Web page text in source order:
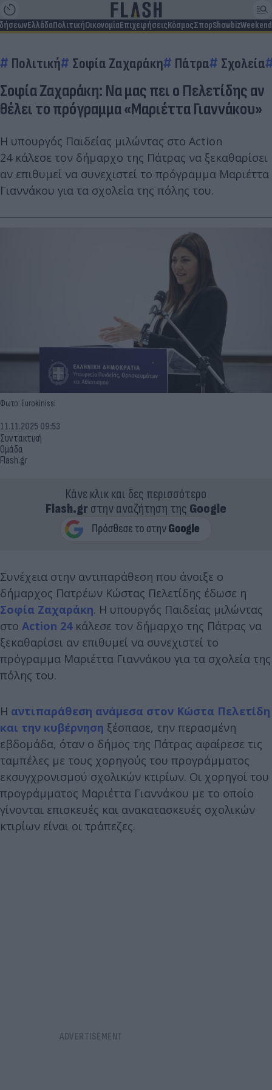
ΕλλάδαΠολιτικήΟικονομίαΕπιχειρήσειςΚόσμοςΣπορShowbizWeekend
Πολιτική Σοφία Ζαχαράκη Πάτρα Σχολεία
Σοφία Ζαχαράκη: Να μας πει ο Πελετίδης αν
θέλει το πρόγραμμα «Μαριέττα Γιαννάκου»
Η υπουργός Παιδείας μιλώντας στο Action
24 κάλεσε τον δήμαρχο της Πάτρας να ξεκαθαρίσει
αν επιθυμεί να συνεχιστεί το πρόγραμμα Μαριέττα
Γιαννάκου για τα σχολεία της πόλης του.
Φωτο: Eurokinissi
Συντακτική
Ομάδα
Flash.gr
11.11.2025 09:53
Κάνε κλικ και δες περισσότερο
Flash.grστην αναζήτηση της Google
Συνέχεια στην αντιπαράθεση που άνοιξε ο
δήμαρχος Πατρέων Κώστας Πελετίδης έδωσε η
Σοφία Ζαχαράκη. Η υπουργός Παιδείας μιλώντας
στο Action 24κάλεσε τον δήμαρχο της Πάτρας να
ξεκαθαρίσει αν επιθυμεί να συνεχιστεί το
πρόγραμμα Μαριέττα Γιαννάκου για τα σχολεία της
πόλης του.
Η αντιπαράθεση ανάμεσα στον Κώστα Πελετίδη
και την κυβέρνηση ξέσπασε, την περασμένη
εβδομάδα, όταν ο δήμος της Πάτρας αφαίρεσε τις
ταμπέλες με τους χορηγούς του προγράμματος
εκσυγχρονισμού σχολικών κτιρίων. Οι χορηγοί του
προγράμματος Μαριέττα Γιαννάκου με το οποίο
γίνονται επισκευές και ανακατασκευές σχολικών
κτιρίων είναι οι τράπεζες.